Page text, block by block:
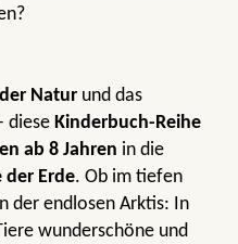
Natur und das
diese Kinderbuch-Reihe
ab 8 Jahren in die
der Erde. Ob im tiefen
der endlosen Arktis: In
wunderschöne und